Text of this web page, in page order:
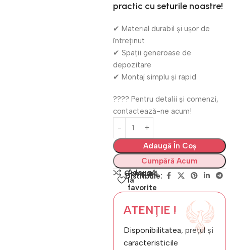
practic cu seturile noastre!
✔ Material durabil și ușor de
întreținut
✔ Spații generoase de
depozitare
✔ Montaj simplu și rapid
???? Pentru detalii și comenzi,
contactează-ne acum!
Adaugă În Coș
Cumpără Acum
Compară
Adaugă
la
favorite
Distribuie:
ATENȚIE !
Disponibilitatea, prețul și
caracteristicile